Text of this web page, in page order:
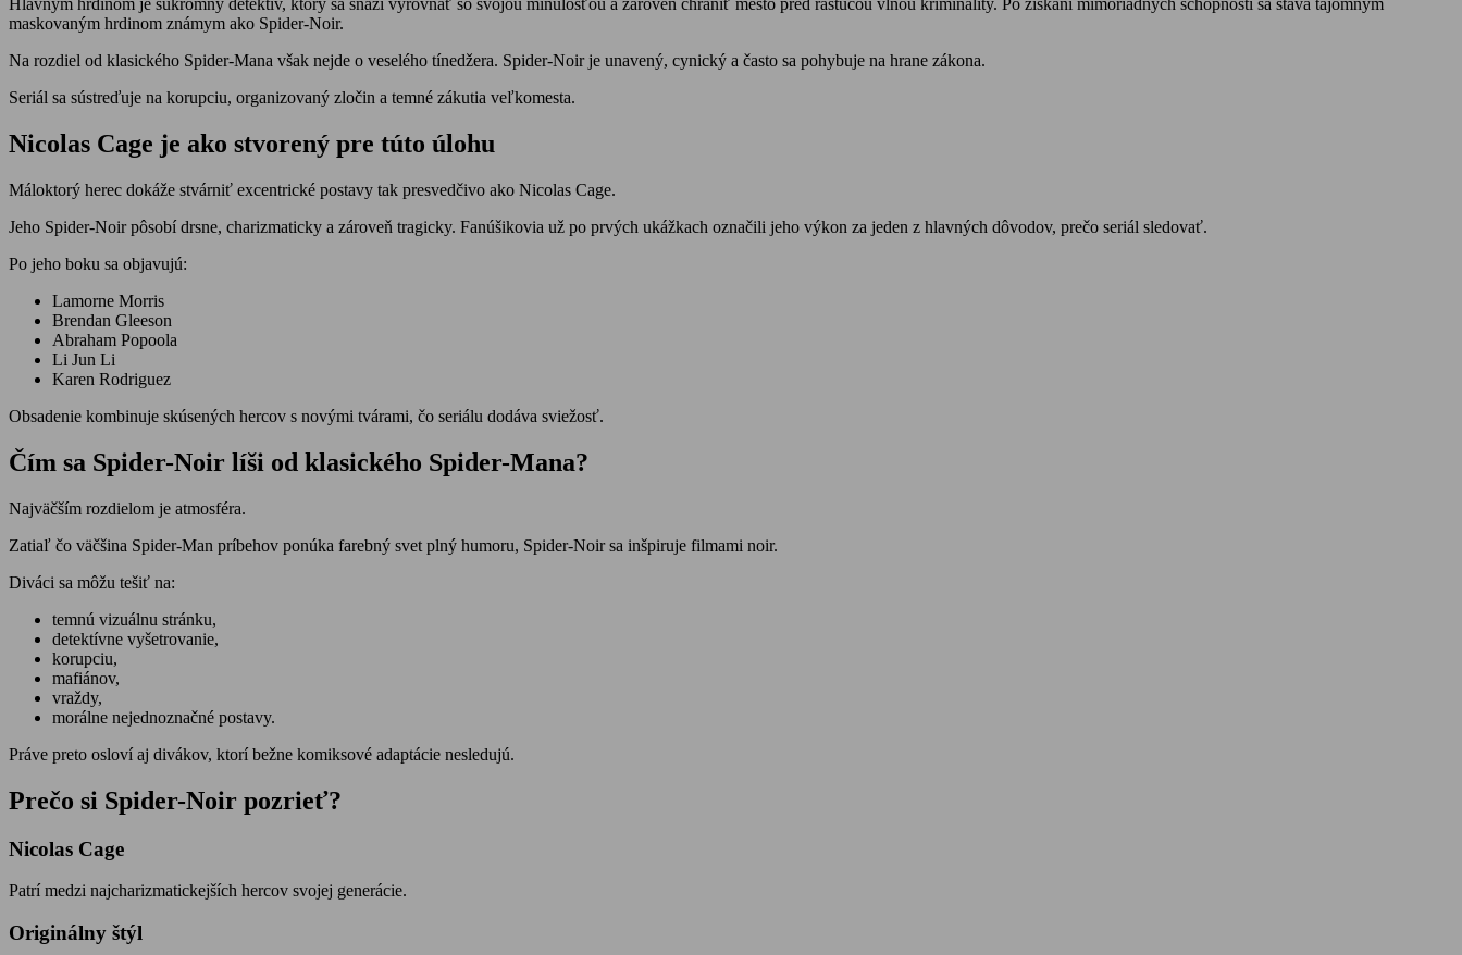
Hlavným hrdinom je súkromný detektív, ktorý sa snaží vyrovnať so svojou minulosťou a zároveň chrániť mesto pred rastúcou vlnou kriminality. Po získaní mimoriadnych schopností sa stáva tajomným
maskovaným hrdinom známym ako Spider-Noir.
Na rozdiel od klasického Spider-Mana však nejde o veselého tínedžera. Spider-Noir je unavený, cynický a často sa pohybuje na hrane zákona.
Seriál sa sústreďuje na korupciu, organizovaný zločin a temné zákutia veľkomesta.
Nicolas Cage je ako stvorený pre túto úlohu
Máloktorý herec dokáže stvárniť excentrické postavy tak presvedčivo ako Nicolas Cage.
Jeho Spider-Noir pôsobí drsne, charizmaticky a zároveň tragicky. Fanúšikovia už po prvých ukážkach označili jeho výkon za jeden z hlavných dôvodov, prečo seriál sledovať.
Po jeho boku sa objavujú:
Lamorne Morris
Brendan Gleeson
Abraham Popoola
Li Jun Li
Karen Rodriguez
Obsadenie kombinuje skúsených hercov s novými tvárami, čo seriálu dodáva sviežosť.
Čím sa Spider-Noir líši od klasického Spider-Mana?
Najväčším rozdielom je atmosféra.
Zatiaľ čo väčšina Spider-Man príbehov ponúka farebný svet plný humoru, Spider-Noir sa inšpiruje filmami noir.
Diváci sa môžu tešiť na:
temnú vizuálnu stránku,
detektívne vyšetrovanie,
korupciu,
mafiánov,
vraždy,
morálne nejednoznačné postavy.
Práve preto osloví aj divákov, ktorí bežne komiksové adaptácie nesledujú.
Prečo si Spider-Noir pozrieť?
Nicolas Cage
Patrí medzi najcharizmatickejších hercov svojej generácie.
Originálny štýl